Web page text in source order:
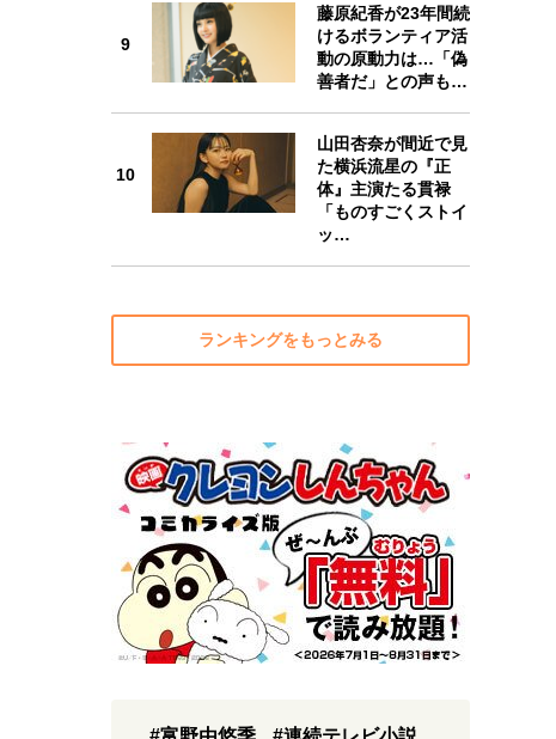
9
藤原紀香が23年間続
けるボランティア活
動の原動力は…「偽
善者だ」との声も…
10
山田杏奈が間近で見
た横浜流星の『正
体』主演たる貫禄
「ものすごくストイ
ッ…
ランキングをもっとみる